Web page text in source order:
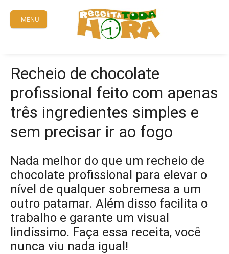
content
MENU
Recheio de chocolate
profissional feito com apenas
três ingredientes simples e
sem precisar ir ao fogo
Nada melhor do que um recheio de
chocolate profissional para elevar o
nível de qualquer sobremesa a um
outro patamar. Além disso facilita o
trabalho e garante um visual
lindíssimo. Faça essa receita, você
nunca viu nada igual!